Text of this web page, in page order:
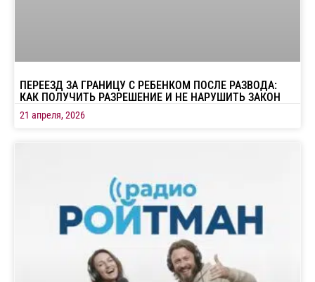
ПЕРЕЕЗД ЗА ГРАНИЦУ С РЕБЕНКОМ ПОСЛЕ РАЗВОДА:
КАК ПОЛУЧИТЬ РАЗРЕШЕНИЕ И НЕ НАРУШИТЬ ЗАКОН
21 апреля, 2026